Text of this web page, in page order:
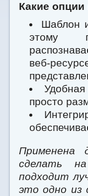
Какие опции
Шаблон
этому
веб-
просто
Применена
сделать
подходит
это одно из